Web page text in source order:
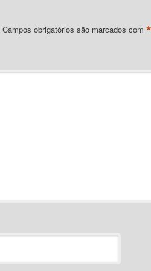
Campos obrigatórios são marcados com *